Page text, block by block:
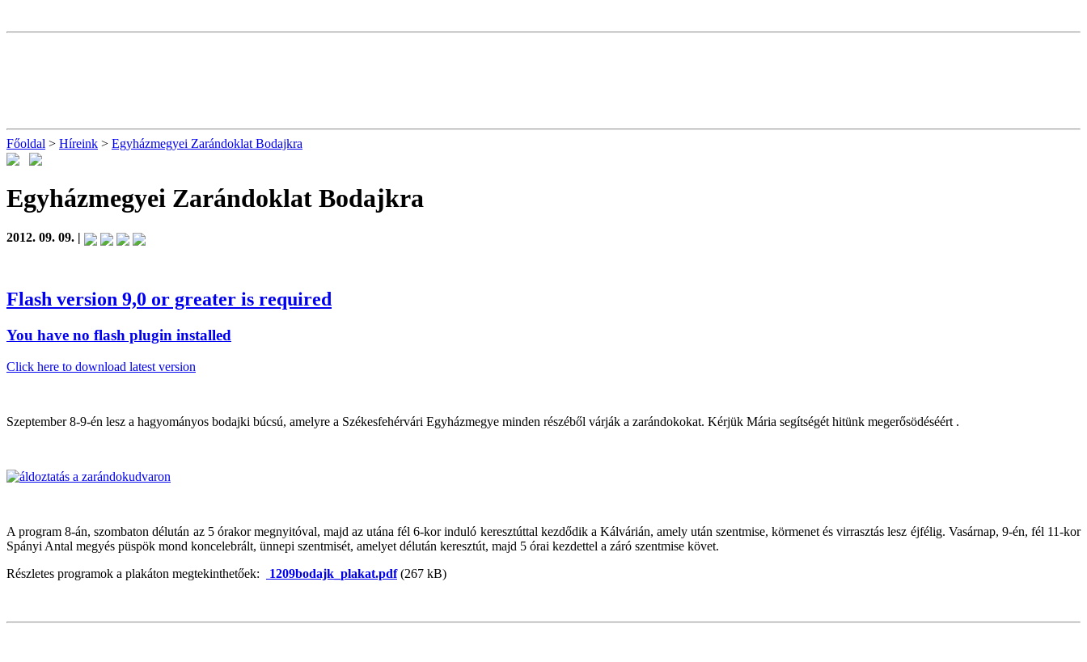
Főoldal > Híreink > Egyházmegyei Zarándoklat Bodajkra
Egyházmegyei Zarándoklat Bodajkra
2012. 09. 09. |
Flash version 9,0 or greater is required
You have no flash plugin installed
Click here to download latest version
Szeptember 8-9-én lesz a hagyományos bodajki búcsú, amelyre a Székesfehérvári Egyházmegye minden részéből várják a zarándokokat. Kérjük Mária segítségét hitünk megerősödéséért .
A program 8-án, szombaton délután az 5 órakor megnyitóval, majd az utána fél 6-kor induló keresztúttal kezdődik a Kálvárián, amely után szentmise, körmenet és virrasztás lesz éjfélig. Vasárnap, 9-én, fél 11-kor
Spányi Antal megyés püspök mond koncelebrált, ünnepi szentmisét, amelyet délután keresztút, majd 5 órai kezdettel a záró szentmise követ.
Részletes programok a plakáton megtekinthetőek:
1209bodajk_plakat.pdf(267 kB)